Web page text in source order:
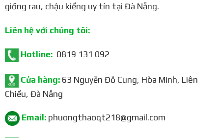
giống rau, chậu kiểng uy tín tại Đà Nẵng.
Liên hệ với chúng tôi:
Hotline:0819 131 092
Cửa hàng:63 Nguyễn Đỗ Cung, Hòa Minh, Liên
Chiểu, Đà Nẵng
Email:phuongthaoqt218@gmail.com